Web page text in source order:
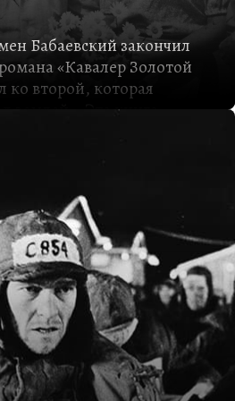
Бабаевский закончил
«Кавалер Золотой
ко второй, которая
землей». Эта книга
1950 годах две Сталинские
романе довольно
потому что
стремятся
единице. Но, во-
книг Сталина, во-
с которого вошел в
ставший сразу же
В-третьих, это
Мы же рассматриваем
мы рассматриваем,
Мирский, то, что